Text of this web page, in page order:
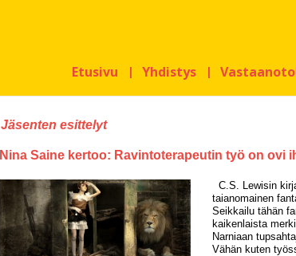
Etusivu Yhdistys
Jäsenten esittelyt
Nina Saine kertoo: Ravintoterapeutin työ on ovi
C.S. Lewisin
taianomainen
Seikkailu tähän
kaikenlaista
Narniaan
Vähän kuten